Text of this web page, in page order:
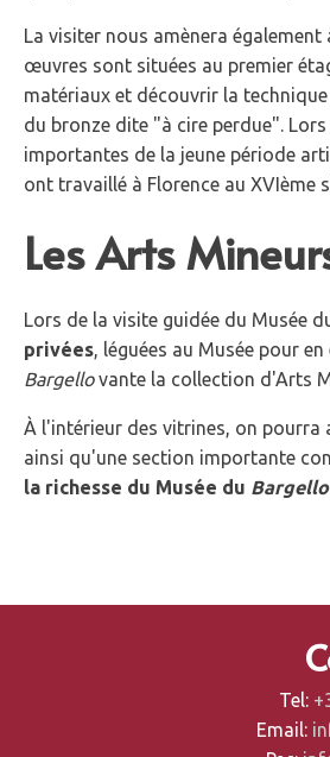
La visiter nous amènera
œuvres sont situées au premier
matériaux et découvrir la
du bronze dite "à cire perdue".
importantes de la jeune période
ont travaillé à Florence au XVIème
Les Arts
Lors de la visite guidée du Musée
privées, léguées au Musée pour
Bargellovante la collection d'Arts
À l'intérieur des vitrines, on pourra
ainsi qu'une section importante
la richesse du Musée du Bargello
Tel:
Email: